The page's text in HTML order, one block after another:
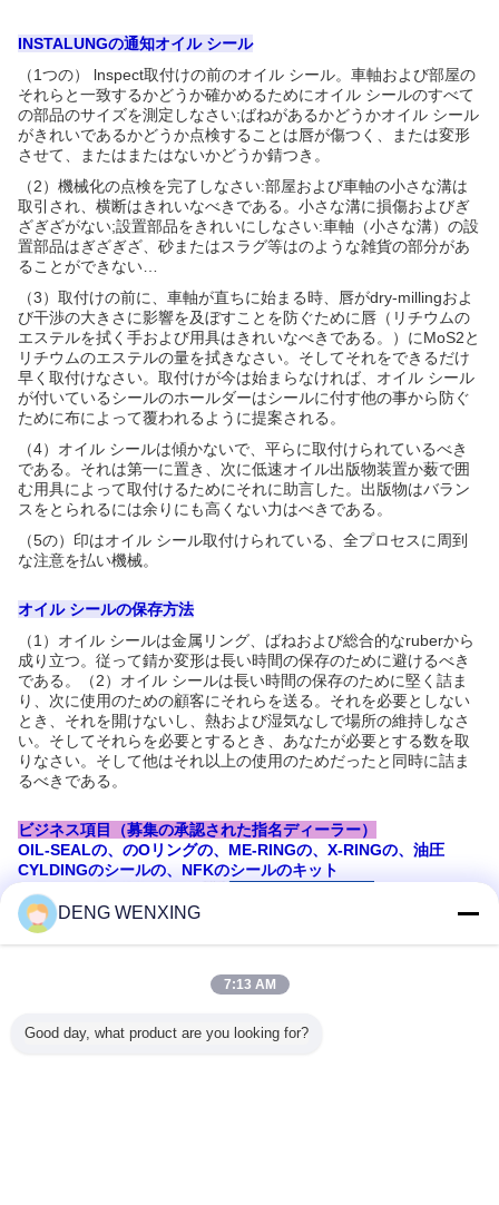
INSTALUNGの通知オイル シール
（1つの） lnspect取付けの前のオイル シール。車軸および部屋の
それらと一致するかどうか確かめるためにオイル シールのすべて
の部品のサイズを測定しなさい;ばねがあるかどうかオイル シール
がきれいであるかどうか点検することは唇が傷つく、または変形
させて、またはまたはないかどうか錆つき。
（2）機械化の点検を完了しなさい:部屋および車軸の小さな溝は
取引され、横断はきれいなべきである。小さな溝に損傷およびぎ
ざぎざがない;設置部品をきれいにしなさい:車軸（小さな溝）の設
置部品はぎざぎざ、砂またはスラグ等はのような雑貨の部分があ
ることができない…
（3）取付けの前に、車軸が直ちに始まる時、唇がdry-millingおよ
び干渉の大きさに影響を及ぼすことを防ぐために唇（リチウムの
エステルを拭く手および用具はきれいなべきである。）にMoS2と
リチウムのエステルの量を拭きなさい。そしてそれをできるだけ
早く取付けなさい。取付けが今は始まらなければ、オイル シール
が付いているシールのホールダーはシールに付す他の事から防ぐ
ために布によって覆われるように提案される。
（4）オイル シールは傾かないで、平らに取付けられているべき
である。それは第一に置き、次に低速オイル出版物装置か薮で囲
む用具によって取付けるためにそれに助言した。出版物はバラン
スをとられるには余りにも高くない力はべきである。
（5の）印はオイル シール取付けられている、全プロセスに周到
な注意を払い機械。
オイル シールの保存方法
（1）オイル シールは金属リング、ばねおよび総合的なruberから
成り立つ。従って錆か変形は長い時間の保存のために避けるべき
である。（2）オイル シールは長い時間の保存のために堅く詰ま
り、次に使用のための顧客にそれらを送る。それを必要としない
とき、それを開けないし、熱および湿気なしで場所の維持しなさ
い。そしてそれらを必要とするとき、あなたが必要とする数を取
りなさい。そして他はそれ以上の使用のためだったと同時に詰ま
るべきである。
ビジネス項目（募集の承認された指名ディーラー）
OIL-SEALの、のOリングの、ME-RINGの、X-RINGの、油圧
CYLDINGのシールの、NFKのシールのキット
DENG WENXING
7:13 AM
Good day, what product are you looking for?